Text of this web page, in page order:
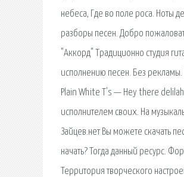
небеса, Где во поле роса. Ноты
разборы песен. Добро
"Аккорд" Традиционно студия
исполнению песен. Без рекламы.
Plain White T's — Hey there
исполнителем своих. На
Зайцев.нет Вы можете скачать
начать? Тогда данный ресурс.
Территория творческого